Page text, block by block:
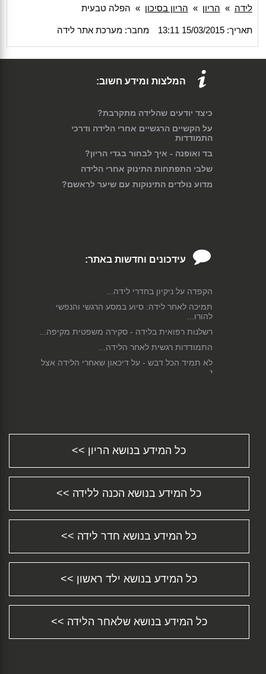
לידה » הריון » הריון בסיכון » הפלה טבעית
תאריך: 15/03/2015 13:11 מחבר: מערכת אתר לידה
המלצות ומידע חשוב:
כיצד יודעים שהלידה מתקרבת?
על הקשיים הרגשיים אחרי הלידה ודרכי
התמודדות
בד ואופנה - איך לבחור בגדי הריון?
שלבי התפתחות התינוק אחרי הלידה
מדוע נולדים התינוקות עם שיער לראשם?
עידכונים וחדשות באתר:
הקפדה על ניקיון בחדרי לידה...
תמיכה לאחר לידה: סיוע במסע הרגשי והנפשי
להורו...
רשלנות רפואית בלידה - סקירה משפטית מקיפה...
התמודדות רגשית לאחר הלידה...
לא תמיד הכל דבש - על דיכאון שאחרי הלידה אצל
נ...
ש...
התינוק סובל מעצירות? חשוב להבין מדוע ומה
הגיע שלך הזמן לחזור לעבודה?...
התפתחות תינוקות - צעד אחר צעד...
מידע על סיבוכים אפשריים במהלך הלידה...
מושב בטיחות לרכב Car Safety Seat...
איך בוחרים שם לתינוק? טיפים ורעיונות טובים......
התינוק שלך נולד שעיר? לא נורא......
ו...
כל המידע בנושא הריון >>
כל המידע בנושא הכנה ללידה >>
כל המידע בנושא חדר לידה >>
כל המידע בנושא ילד ראשון >>
כל המידע בנושא שלאחר הלידה >>